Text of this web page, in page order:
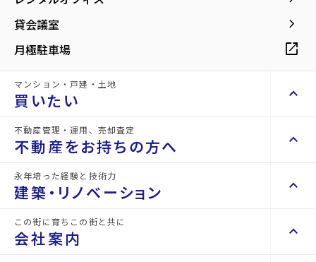
貸会議室 keyboard_arrow_right
月極駐車場 open_in_new
マンション・戸建・土地
買いたい keyboard_arrow_up
不動産を買いたい方へ keyboard_arrow_right
space_dashboard
エリアから探す
不動産管理・運用、売却査定
不動産をお持ちの方へ keyboard_arrow_up
不動産をお持ちの方へ keyboard_arrow_right
山一地所の賃貸管理
永年培った経験と技術力
建築・リノベーション keyboard_arrow_up
建築・リノベーション keyboard_arrow_right
この街に育ちこの街と共に
会社案内 keyboard_arrow_up